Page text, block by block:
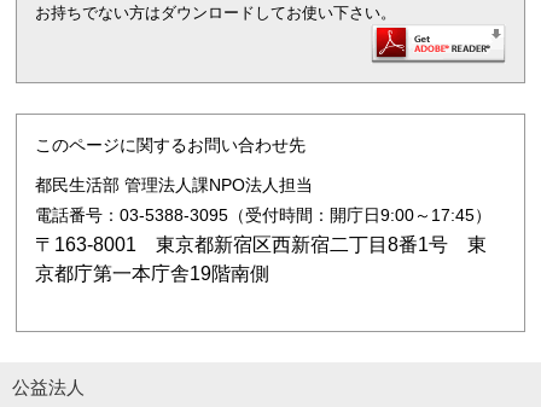
お持ちでない方はダウンロードしてお使い下さい。
このページに関するお問い合わせ先
都民生活部 管理法人課NPO法人担当
電話番号：03-5388-3095（受付時間：開庁日9:00～17:45）
〒163-8001 東京都新宿区西新宿二丁目8番1号 東
京都庁第一本庁舎19階南側
公益法人